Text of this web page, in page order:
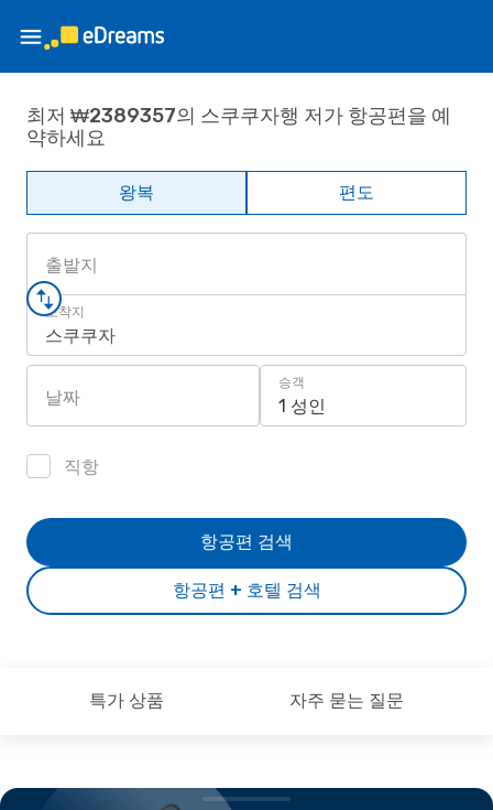
최저 ₩2389357의 스쿠쿠자행 저가 항공편을 예
약하세요
왕복 편도
출발지
도착지
스쿠쿠자
날짜
승객
1 성인
직항
항공편 + 호텔 검색
항공편 검색
특가 상품 자주 묻는 질문